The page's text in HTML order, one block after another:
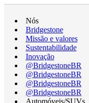
Nós
Bridgestone
Missão e valores
Sustentabilidade
Inovação
@BridgestoneBR
@BridgestoneBR
@BridgestoneBR
@BridgestoneBR
Automóveis/SUVs